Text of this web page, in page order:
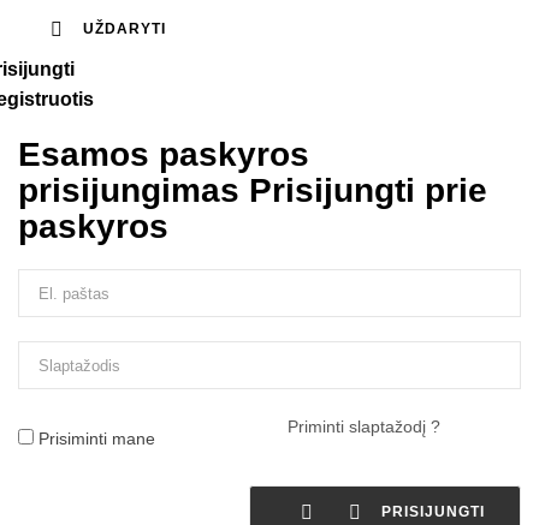
 UŽDARYTI
Esamos paskyros
prisijungimas Prisijungti prie
paskyros
Prisiminti mane
Priminti slaptažodį ?
  PRISIJUNGTI